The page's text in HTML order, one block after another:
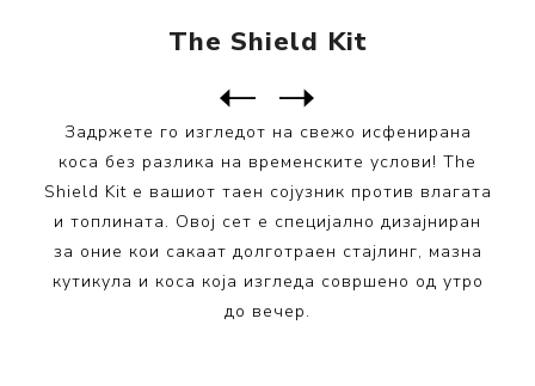
The Shield Kit
Задржете го изгледот на свежо исфенирана
коса без разлика на временските услови! The
Shield Kit е вашиот таен сојузник против влагата
и топлината. Овој сет е специјално дизајниран
за оние кои сакаат долготраен стајлинг, мазна
кутикула и коса која изгледа совршено од утро
до вечер.